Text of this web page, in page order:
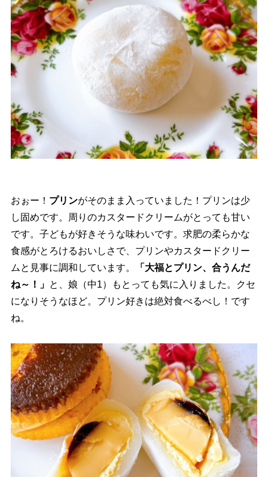
おぉー！ プリンがそのまま入っていました！プリンは少
し固めです。周りのカスタードクリームがとっても甘い
です。子どもが好きそうな味わいです。求肥の柔らかな
食感がとろけるおいしさで、プリンやカスタードクリー
ムと見事に調和しています。
「大福とプリン、合うんだ
ね～！」 と、娘（中1）もとっても気に入りました。クセ
になりそうなほど。プリン好きは絶対食べるべし！です
ね。